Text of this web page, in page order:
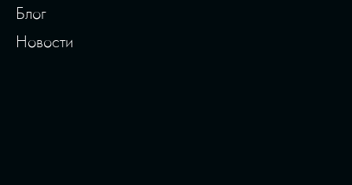
Блог
Новости